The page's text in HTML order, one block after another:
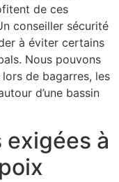
de ces
conseiller sécurité
à éviter certains
Nous pouvons
de bagarres, les
d’une bassin
à